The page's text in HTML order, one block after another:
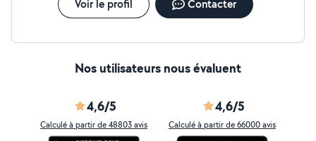
Voir le profil Contacter
Nos utilisateurs nous évaluent
4,6/5
Calculé à partir de 48803 avis
4,6/5
Calculé à partir de 66000 avis